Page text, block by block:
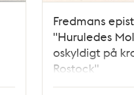
Fredmans
"Huruledes
oskyldigt på
Rostock"